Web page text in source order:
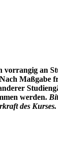
vorrangig an
Maßgabe
werden.
des Kurses.